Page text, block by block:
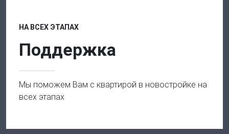
НА ВСЕХ ЭТАПАХ
Поддержка
Мы поможем Вам с квартирой в новостройке на
всех этапах